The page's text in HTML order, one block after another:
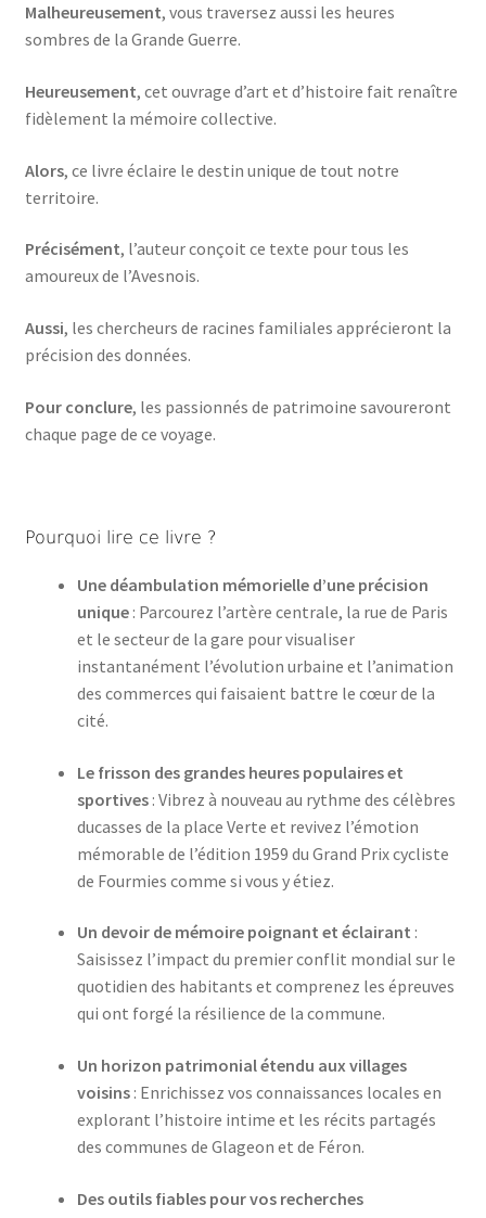
Malheureusement, vous traversez aussi les heures
sombres de la Grande Guerre.
Heureusement, cet ouvrage d’art et d’histoire fait renaître
fidèlement la mémoire collective.
Alors, ce livre éclaire le destin unique de tout notre
territoire.
Précisément, l’auteur conçoit ce texte pour tous les
amoureux de l’Avesnois.
Aussi, les chercheurs de racines familiales apprécieront la
précision des données.
Pour conclure, les passionnés de patrimoine savoureront
chaque page de ce voyage.
Pourquoi lire ce livre ?
Une déambulation mémorielle d’une précision
unique: Parcourez l’artère centrale, la rue de Paris
et le secteur de la gare pour visualiser
instantanément l’évolution urbaine et l’animation
des commerces qui faisaient battre le cœur de la
cité.
Le frisson des grandes heures populaires et
sportives: Vibrez à nouveau au rythme des célèbres
ducasses de la place Verte et revivez l’émotion
mémorable de l’édition 1959 du Grand Prix cycliste
de Fourmies comme si vous y étiez.
Un devoir de mémoire poignant et éclairant :
Saisissez l’impact du premier conflit mondial sur le
quotidien des habitants et comprenez les épreuves
qui ont forgé la résilience de la commune.
Un horizon patrimonial étendu aux villages
voisins: Enrichissez vos connaissances locales en
explorant l’histoire intime et les récits partagés
des communes de Glageon et de Féron.
Des outils fiables pour vos recherches